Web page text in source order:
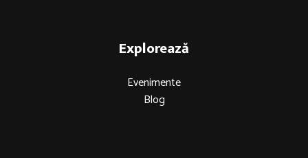
Explorează
Evenimente
Blog